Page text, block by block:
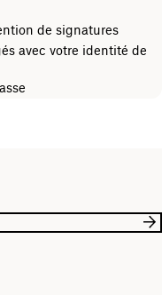
de signatures
avec votre identité de